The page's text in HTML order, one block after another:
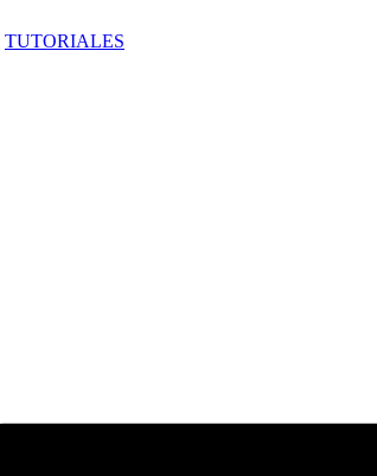
TUTORIALES